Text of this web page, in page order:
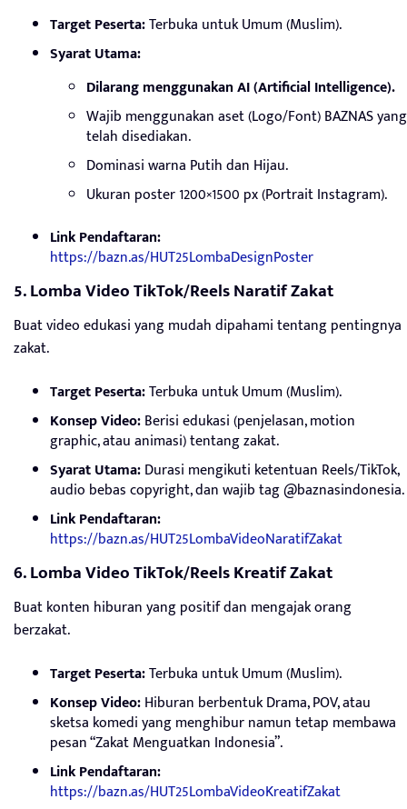
Target Peserta:Terbuka untuk Umum (Muslim).
Syarat Utama:
Dilarang menggunakan AI (Artificial Intelligence).
Wajib menggunakan aset (Logo/Font) BAZNAS yang
telah disediakan.
Dominasi warna Putih dan Hijau.
Ukuran poster 1200×1500 px (Portrait Instagram).
Link Pendaftaran:
https://bazn.as/HUT25LombaDesignPoster
5. Lomba Video TikTok/Reels Naratif Zakat
Buat video edukasi yang mudah dipahami tentang pentingnya
zakat.
Target Peserta:Terbuka untuk Umum (Muslim).
Konsep Video:Berisi edukasi (penjelasan, motion
graphic, atau animasi) tentang zakat.
Syarat Utama:Durasi mengikuti ketentuan Reels/TikTok,
audio bebas copyright, dan wajib tag @baznasindonesia.
Link Pendaftaran:
https://bazn.as/HUT25LombaVideoNaratifZakat
6. Lomba Video TikTok/Reels Kreatif Zakat
Buat konten hiburan yang positif dan mengajak orang
berzakat.
Target Peserta:Terbuka untuk Umum (Muslim).
Konsep Video:Hiburan berbentuk Drama, POV, atau
sketsa komedi yang menghibur namun tetap membawa
pesan “Zakat Menguatkan Indonesia”.
Link Pendaftaran:
https://bazn.as/HUT25LombaVideoKreatifZakat